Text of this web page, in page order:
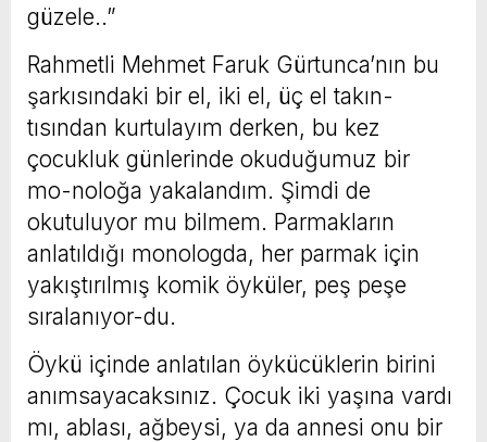
güzele..”
Rahmetli Mehmet Faruk Gürtunca’nın bu
şarkısındaki bir el, iki el, üç el takın-
tısından kurtulayım derken, bu kez
çocukluk günlerinde okuduğumuz bir
mo-noloğa yakalandım. Şimdi de
okutuluyor mu bilmem. Parmakların
anlatıldığı monologda, her parmak için
yakıştırılmış komik öyküler, peş peşe
sıralanıyor-du.
Öykü içinde anlatılan öykücüklerin birini
anımsayacaksınız. Çocuk iki yaşına vardı
mı, ablası, ağbeysi, ya da annesi onu bir